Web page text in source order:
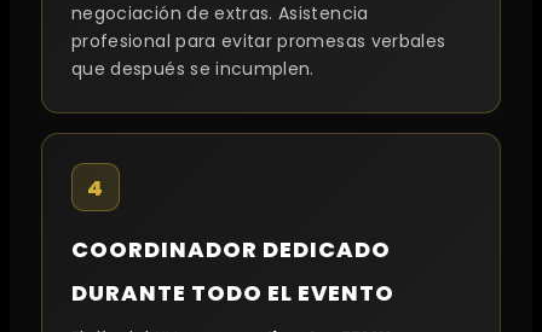
negociación de extras. Asistencia
profesional para evitar promesas verbales
que después se incumplen.
4
COORDINADOR DEDICADO
DURANTE TODO EL EVENTO